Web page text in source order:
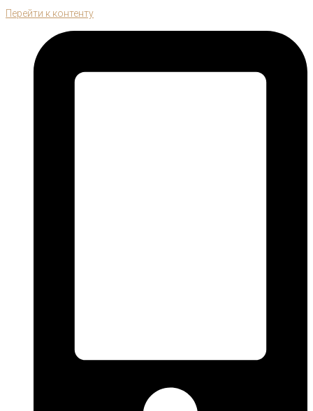
Перейти к контенту